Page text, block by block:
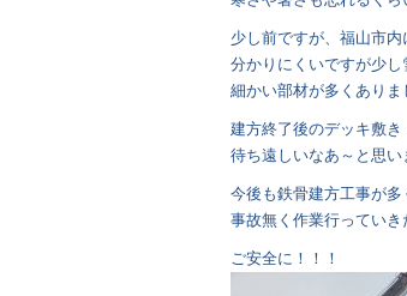
少し前ですが、福山市
分かりにくいですが少
細かい部材が多くありま
建方終了後のデッキ敷
待ち遠しいなあ～と思い
今後も鉄骨建方工事が
事故無く作業行っていき
ご安全に！！！